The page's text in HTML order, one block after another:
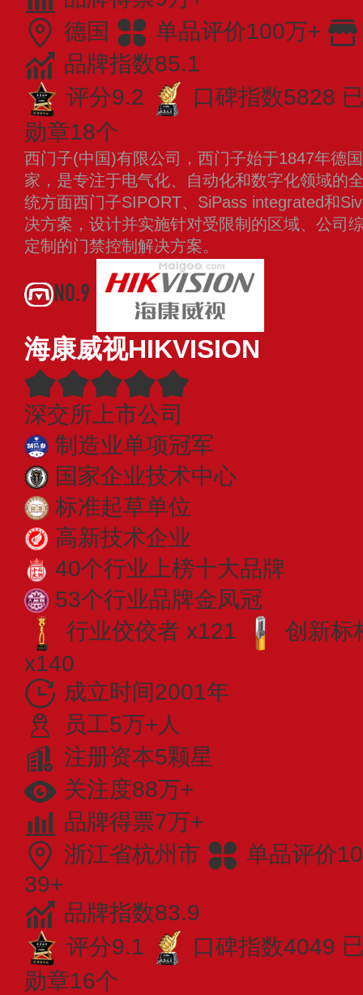
德国
单品评价100万+
品牌指数85.1
评分9.2
口碑指数5828
勋章18个
西门子(中国)有限公司，西门子始于1847年德
家，是专注于电气化、自动化和数字化领域的
统方面西门子SIPORT、SiPass integrated和
决方案，设计并实施针对受限制的区域、公司
定制的门禁控制解决方案。
NO.9
海康威视HIKVISION
深交所上市公司
制造业单项冠军
国家企业技术中心
标准起草单位
高新技术企业
40个行业上榜十大品牌
53个行业品牌金凤冠
行业佼佼者 x121
创新标
x140
成立时间2001年
员工5万+人
注册资本5颗星
关注度88万+
品牌得票7万+
浙江省杭州市
单品评价
39+
品牌指数83.9
评分9.1
口碑指数4049
勋章16个